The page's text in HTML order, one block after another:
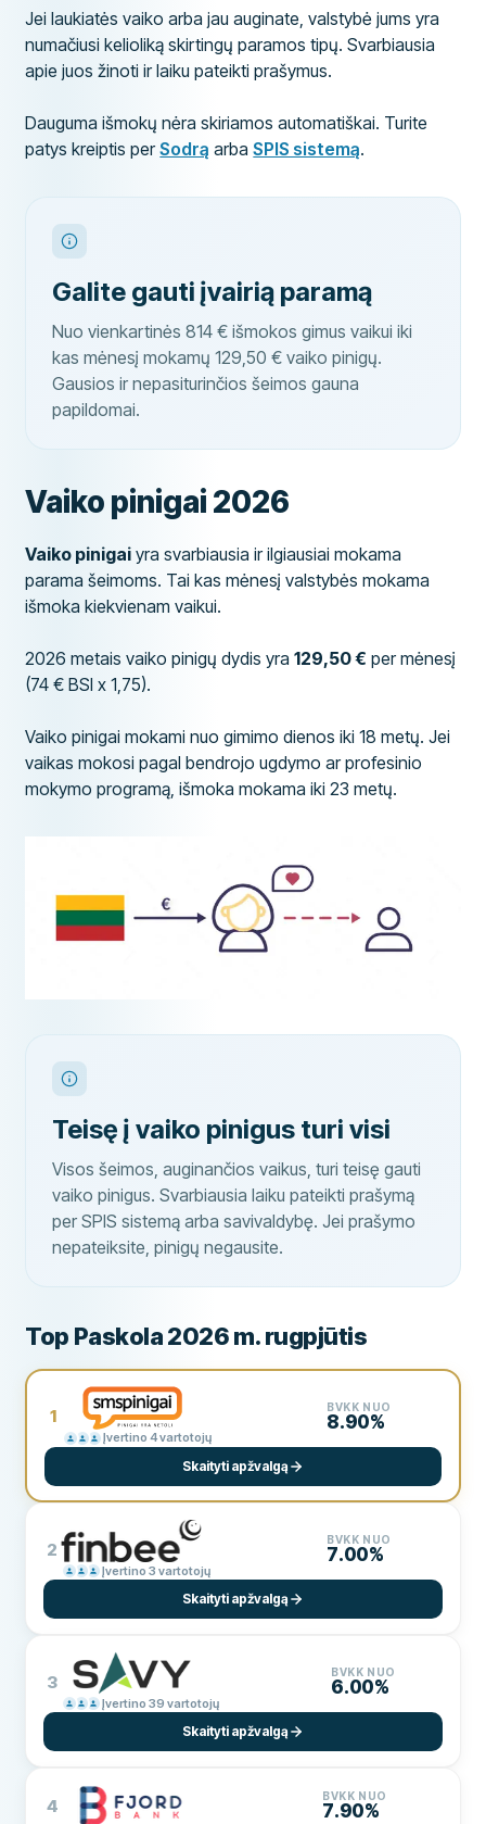
Jei laukiatės vaiko arba jau auginate, valstybė jums yra
numačiusi kelioliką skirtingų paramos tipų. Svarbiausia
apie juos žinoti ir laiku pateikti prašymus.
Dauguma išmokų nėra skiriamos automatiškai. Turite
patys kreiptis perSodrą arbaSPIS sistemą.
Galite gauti įvairią paramą
Nuo vienkartinės 814 € išmokos gimus vaikui iki
kas mėnesį mokamų 129,50 € vaiko pinigų.
Gausios ir nepasiturinčios šeimos gauna
papildomai.
Vaiko pinigai 2026
Vaiko pinigai yra svarbiausia ir ilgiausiai mokama
parama šeimoms. Tai kas mėnesį valstybės mokama
išmoka kiekvienam vaikui.
2026 metais vaiko pinigų dydis yra129,50 € per mėnesį
(74 € BSI x 1,75).
Vaiko pinigai mokami nuo gimimo dienos iki 18 metų. Jei
vaikas mokosi pagal bendrojo ugdymo ar profesinio
mokymo programą, išmoka mokama iki 23 metų.
Teisę į vaiko pinigus turi visi
Visos šeimos, auginančios vaikus, turi teisę gauti
vaiko pinigus. Svarbiausia laiku pateikti prašymą
per SPIS sistemą arba savivaldybę. Jei prašymo
nepateiksite, pinigų negausite.
Top Paskola 2026 m. rugpjūtis
1
Įvertino 4 vartotojų
BVKK NUO
8.90%
Skaityti apžvalgą
2
Įvertino 3 vartotojų
BVKK NUO
7.00%
Skaityti apžvalgą
3
Įvertino 39 vartotojų
BVKK NUO
6.00%
Skaityti apžvalgą
4 BVKK NUO
7.90%